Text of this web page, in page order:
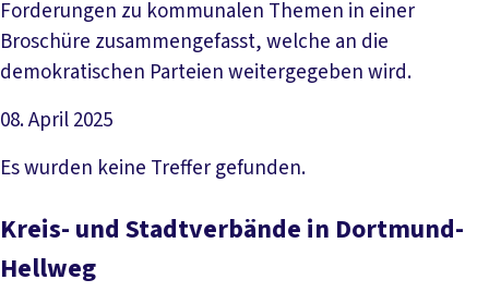
Forderungen zu kommunalen Themen in einer
Broschüre zusammengefasst, welche an die
demokratischen Parteien weitergegeben wird.
08. April 2025
Artikel lesen
Es wurden keine Treffer gefunden.
Kreis- und Stadtverbände in Dortmund-
Hellweg